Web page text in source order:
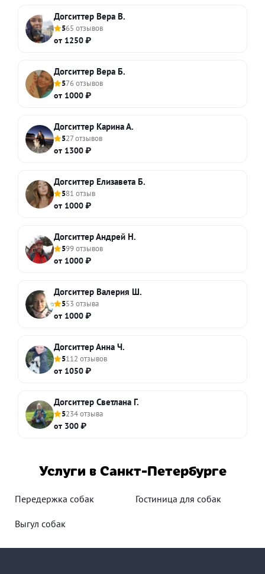
Догситтер Вера В.
565 отзывов
от 1250 ₽
Догситтер Вера Б.
576 отзывов
от 1000 ₽
Догситтер Карина А.
527 отзывов
от 1300 ₽
Догситтер Елизавета Б.
581 отзыв
от 1000 ₽
Догситтер Андрей Н.
599 отзывов
от 1000 ₽
Догситтер Валерия Ш.
553 отзыва
от 1000 ₽
Догситтер Анна Ч.
5112 отзывов
от 1050 ₽
Догситтер Светлана Г.
5234 отзыва
от 300 ₽
Услуги в Санкт-Петербурге
Передержка собак Гостиница для собак
Выгул собак